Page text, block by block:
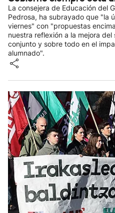
La consejera de Educación del
Pedrosa, ha subrayado que "la
viernes" con "propuestas
nuestra reflexión a la mejora
conjunto y sobre todo en el
alumnado".